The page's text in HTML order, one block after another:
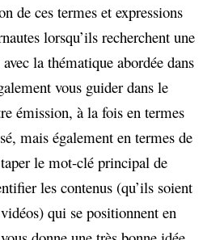
de ces termes et expressions
lorsqu’ils recherchent une
la thématique abordée dans
vous guider dans le
émission, à la fois en termes
mais également en termes de
le mot-clé principal de
les contenus (qu’ils soient
qui se positionnent en